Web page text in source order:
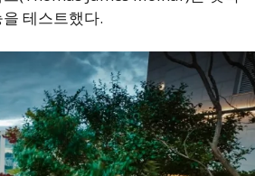
테스트했다.